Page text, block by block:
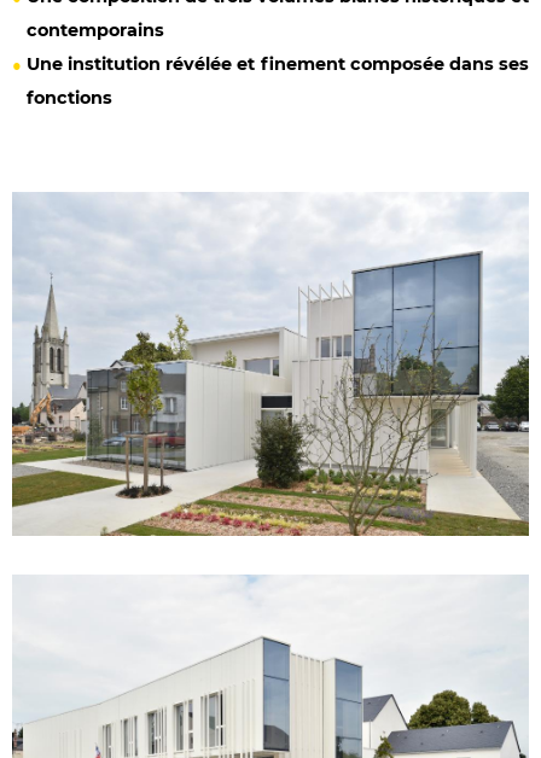
contemporains
Une institution révélée et finement composée dans ses
fonctions